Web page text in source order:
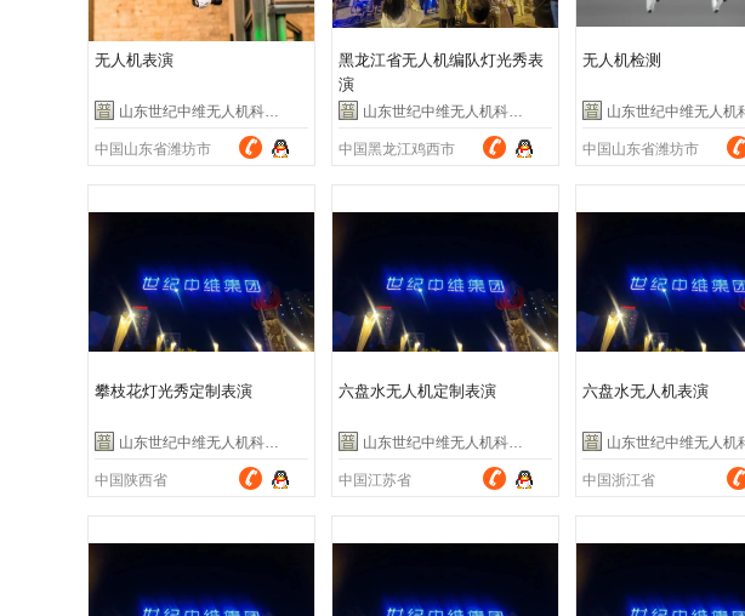
无人机表演
山东世纪中维无人机科技有限公司
中国山东省潍坊市
黑龙江省无人机编队灯光秀表
演
山东世纪中维无人机科技有限公司
中国黑龙江鸡西市
无人机检测
山东世纪中维无人机科技有限
中国山东省潍坊市
攀枝花灯光秀定制表演
山东世纪中维无人机科技有限公司
中国陕西省
六盘水无人机定制表演
山东世纪中维无人机科技有限公司
中国江苏省
六盘水无人机表演
山东世纪中维无人机科技有限
中国浙江省